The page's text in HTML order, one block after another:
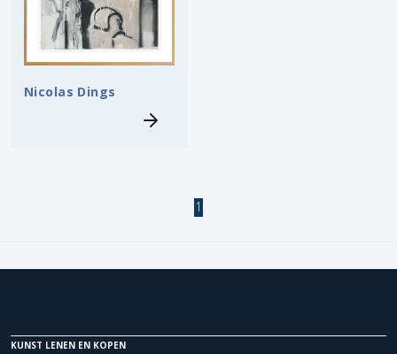
Nicolas Dings
1
KUNST LENEN EN KOPEN